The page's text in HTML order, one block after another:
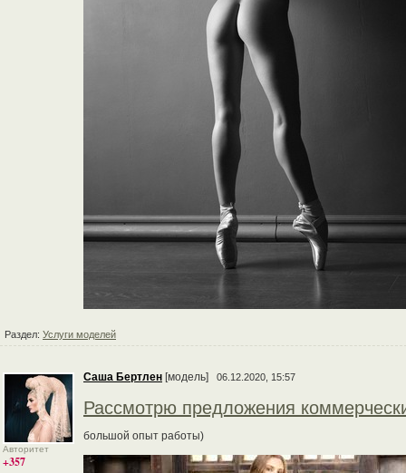
Раздел: Услуги моделей
Авторитет
+357
Cаша Бертлен [модель] 06.12.2020, 15:57
Рассмотрю предложения
большой опыт работы)